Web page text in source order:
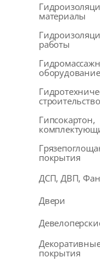
материалы
работы
оборудование
строительство
Гипсокартон,
покрытия
ДСП, ДВП,
Двери
покрытия